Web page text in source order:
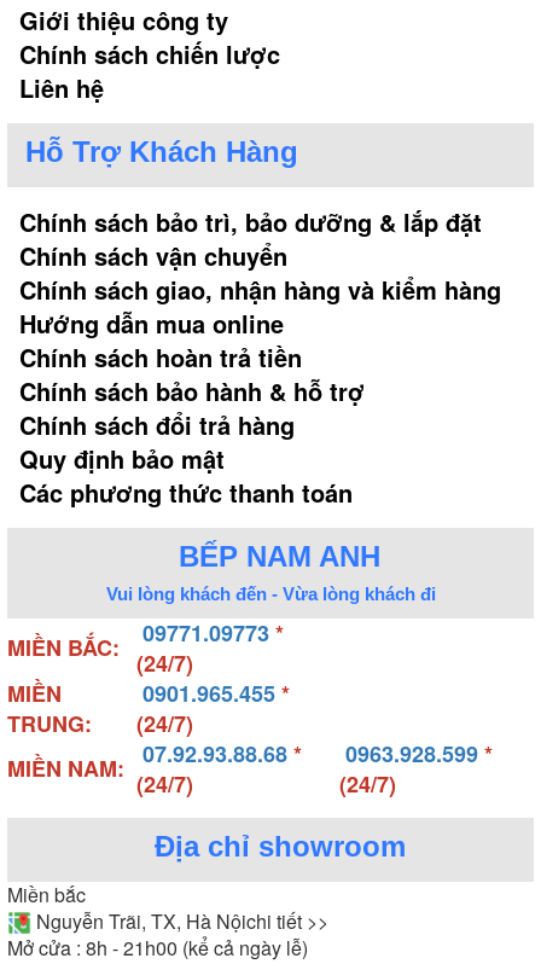
Giới thiệu công ty
Chính sách chiến lược
Liên hệ
Hỗ Trợ Khách Hàng
Chính sách bảo trì, bảo dưỡng & lắp đặt
Chính sách vận chuyển
Chính sách giao, nhận hàng và kiểm hàng
Hướng dẫn mua online
Chính sách hoàn trả tiền
Chính sách bảo hành & hỗ trợ
Chính sách đổi trả hàng
Quy định bảo mật
Các phương thức thanh toán
BẾP NAM ANH
Vui lòng khách đến - Vừa lòng khách đi
MIỀN BẮC: 09771.09773*
(24/7)
MIỀN
TRUNG:
0901.965.455*
(24/7)
MIỀN NAM:
07.92.93.88.68*
(24/7)
0963.928.599*
(24/7)
Địa chỉ showroom
Miền bắc
Nguyễn Trãi, TX, Hà Nộichi tiết >>
Mở cửa : 8h - 21h00 (kể cả ngày lễ)